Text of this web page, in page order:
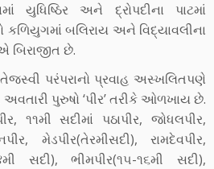
યુધિષ્ઠિર અને દ્રોપદીના પાટમાં
કળિયુગમાં બલિરાય અને વિદ્યાવલીના
બિરાજીત છે.
પરંપરાનો પ્રવાહ અસ્ખલિતપણે
પુરુષો ‘પીર’ તરીકે ઓળખાય છે.
૧૧મી સદીમાં પઠાપીર, જોધલપીર,
મેડપીર(તેરમીસદી), રામદેવપીર,
સદી), ભીમપીર(૧૫-૧૬મી સદી),